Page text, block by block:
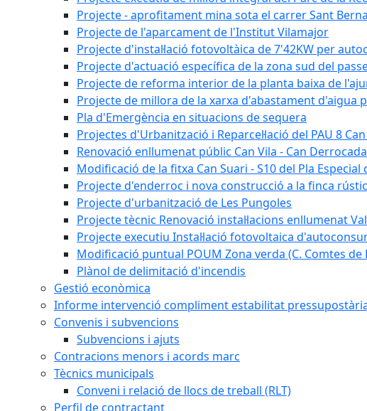
Projecte - aprofitament mina sota el carrer Sant
Projecte de l'aparcament de l'Institut Vilamajor
Projecte d'instal·lació fotovoltàica de 7'42KW per
Projecte d'actuació específica de la zona sud del
Projecte de reforma interior de la planta baixa de
Projecte de millora de la xarxa d'abastament d'aigua
Pla d'Emergència en situacions de sequera
Projectes d'Urbanització i Reparcel·lació del PAU 8
Renovació enllumenat públic Can Vila - Can Derrocada
Modificació de la fitxa Can Suari - S10 del Pla Especial
Projecte d'enderroc i nova construcció a la finca
Projecte d'urbanització de Les Pungoles
Projecte tècnic Renovació instal·lacions enllumenat
Projecte executiu Instal·lació fotovoltaica
Modificació puntual POUM Zona verda (C. Comtes
Plànol de delimitació d'incendis
Gestió econòmica
Informe intervenció compliment estabilitat
Convenis i subvencions
Subvencions i ajuts
Contracions menors i acords marc
Tècnics municipals
Conveni i relació de llocs de treball (RLT)
Perfil de contractant